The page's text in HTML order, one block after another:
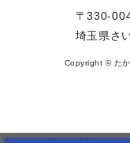
〒330-
埼玉県さ
Copyright © た